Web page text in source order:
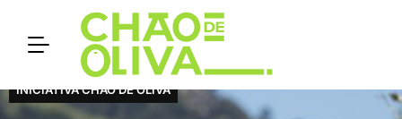
INICIATIVA CHÃO DE OLIVA